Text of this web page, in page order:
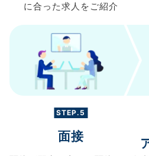
に合った求人を ご紹介
STEP.5
面接